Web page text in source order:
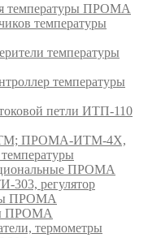
температуры ПРОМА
температуры
температуры
температуры
петли ИТП-110
ПРОМА-ИТМ-4Х,
ПРОМА
регулятор
ПРОМА
ПРОМА
термометры